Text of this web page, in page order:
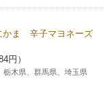
かま 辛子マヨネーズ
円）
栃木県、群馬県、埼玉県